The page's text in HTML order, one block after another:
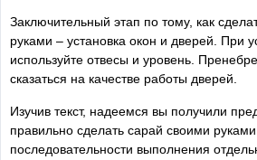
Заключительный этап по тому, как
руками – установка окон и дверей. При
используйте отвесы и уровень.
сказаться на качестве работы дверей.
Изучив текст, надеемся вы получили
правильно сделать сарай своими
последовательности выполнения